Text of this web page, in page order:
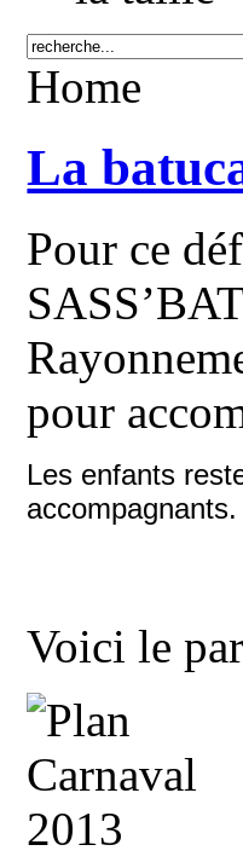
Home
La
Pour ce
pour
Les enfants
accompagnants.
Voici le